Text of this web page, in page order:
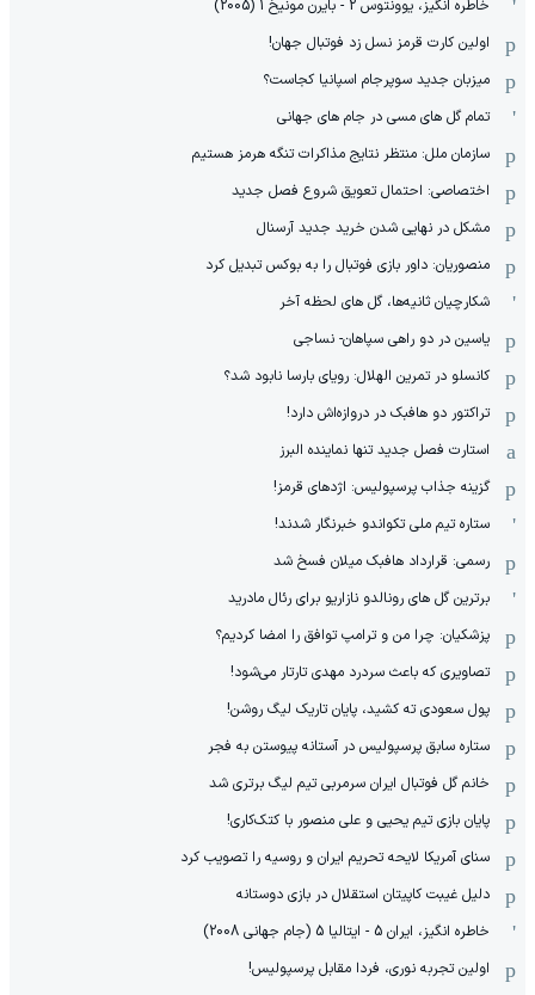
خاطره انگیز، یوونتوس 2 - بایرن مونیخ 1 (2005)
اولین کارت قرمز نسل زد فوتبال جهان!
میزبان جدید سوپرجام اسپانیا کجاست؟
تمام گل های مسی در جام های جهانی
سازمان ملل: منتظر نتایج مذاکرات تنگه هرمز هستیم
اختصاصی: احتمال تعویق شروع فصل جدید
مشکل در نهایی شدن خرید جدید آرسنال
منصوریان: داور بازی فوتبال را به بوکس تبدیل کرد
شکارچیان ثانیه‌ها، گل های لحظه آخر
یاسین در دو راهی سپاهان- نساجی
کانسلو در تمرین الهلال: رویای بارسا نابود شد؟
تراکتور دو هافبک در دروازه‌اش دارد!
استارت فصل جدید تنها نماینده البرز
گزینه جذاب پرسپولیس: اژدهای قرمز!
ستاره تیم ملی تکواندو خبرنگار شدند!
رسمی: قرارداد هافبک میلان فسخ شد
برترین گل های رونالدو نازاریو برای رئال مادرید
پزشکیان: چرا من و ترامپ توافق را امضا کردیم؟
تصاویری که باعث سردرد مهدی تارتار می‌شود!
پول سعودی ته کشید، پایان تاریک لیگ روشن!
ستاره سابق پرسپولیس در آستانه پیوستن به فجر
خانم گل فوتبال ایران سرمربی تیم لیگ برتری شد
پایان بازی تیم یحیی و علی منصور با کتک‌کاری!
سنای آمریکا لایحه تحریم ایران و روسیه را تصویب کرد
دلیل غیبت کاپیتان استقلال در بازی دوستانه
خاطره انگیز، ایران 5 - ایتالیا 5 (جام جهانی 2008)
اولین تجربه نوری، فردا مقابل پرسپولیس!